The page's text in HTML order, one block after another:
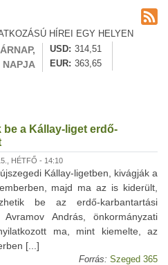
HÍREI EGY HELYEN
NAPJA
USD
314,51
EUR
363,65
be a Kállay-liget erdő-
HÉTFŐ - 14:10
Kállay-ligetben, kivágják a
majd ma az is kiderült,
be az erdő-karbantartási
András, önkormányzati
ma, mint kiemelte, az
[...]
Forrás: Szeged 365